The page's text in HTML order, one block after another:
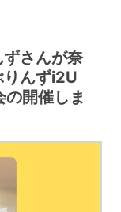
ずさんが奈
んずi2U
開催しま